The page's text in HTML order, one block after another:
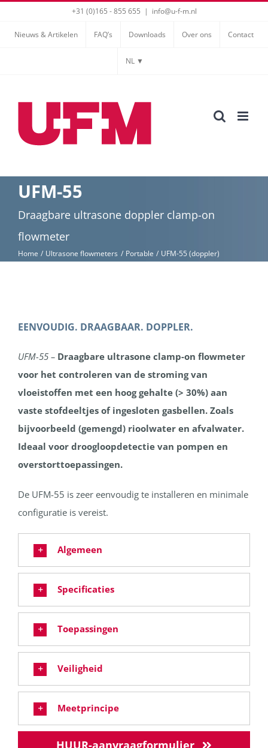
+31 (0)165 - 855 655 | info@u-f-m.nl
Nieuws & Artikelen FAQ’s Downloads Over ons Contact
NL ▼
UFM-55
Draagbare ultrasone doppler clamp-on
flowmeter
Home Ultrasone flowmeters Portable UFM-55 (doppler)
EENVOUDIG. DRAAGBAAR. DOPPLER.
UFM-55 – Draagbare ultrasone clamp-on flowmeter
voor het controleren van de stroming van
vloeistoffen met een hoog gehalte (> 30%) aan
vaste stofdeeltjes of ingesloten gasbellen. Zoals
bijvoorbeeld (gemengd) rioolwater en afvalwater.
Ideaal voor droogloopdetectie van pompen en
overstorttoepassingen.
De UFM-55 is zeer eenvoudig te installeren en minimale
configuratie is vereist.
Algemeen
Specificaties
Toepassingen
Veiligheid
Meetprincipe
HUUR-aanvraagformulier